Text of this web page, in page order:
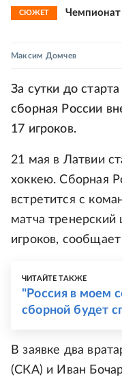
СЮЖЕТ
Максим Домчев
За сутки до
сборная России
17 игроков.
21 мая в Латвии
хоккею. Сборная
встретится с
матча тренерский
игроков,
ЧИТАЙТЕ ТАКЖЕ
"Россия в моем
сборной будет
В заявке два
(СКА) и Иван